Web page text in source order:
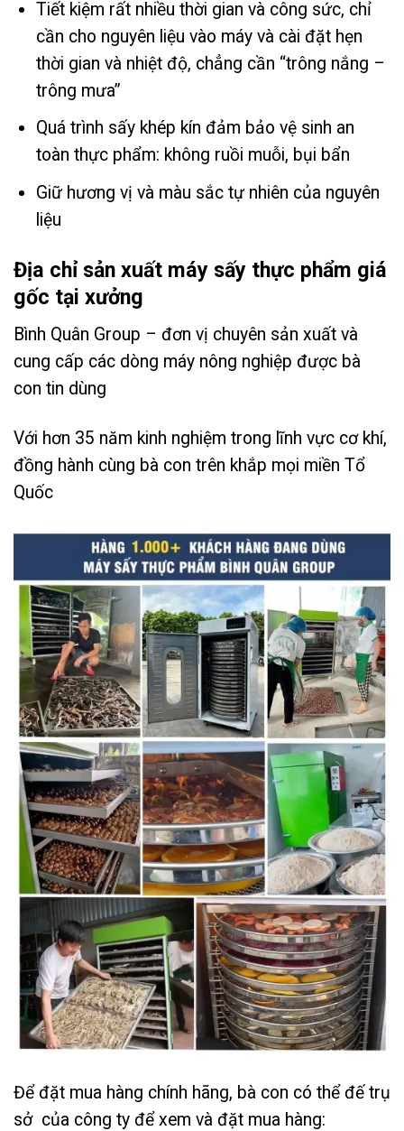
Tiết kiệm rất nhiều thời gian và công sức, chỉ
cần cho nguyên liệu vào máy và cài đặt hẹn
thời gian và nhiệt độ, chẳng cần “trông nắng –
trông mưa”
Quá trình sấy khép kín đảm bảo vệ sinh an
toàn thực phẩm: không ruồi muỗi, bụi bẩn
Giữ hương vị và màu sắc tự nhiên của nguyên
liệu
Địa chỉ sản xuất máy sấy thực phẩm giá
gốc tại xưởng
Bình Quân Group – đơn vị chuyên sản xuất và
cung cấp các dòng máy nông nghiệp được bà
con tin dùng
Với hơn 35 năm kinh nghiệm trong lĩnh vực cơ khí,
đồng hành cùng bà con trên khắp mọi miền Tổ
Quốc
Để đặt mua hàng chính hãng, bà con có thể đế trụ
sở của công ty để xem và đặt mua hàng: